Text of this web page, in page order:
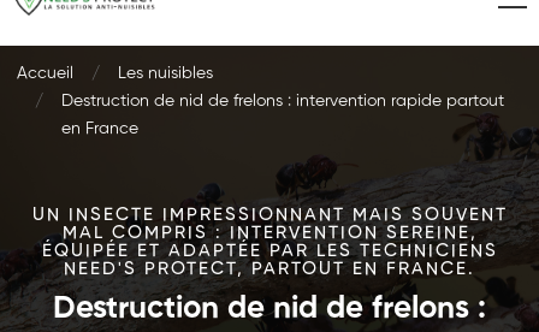
Accueil
Les nuisibles
Destruction de nid de frelons : intervention rapide partout
en France
UN INSECTE IMPRESSIONNANT MAIS SOUVENT
MAL COMPRIS : INTERVENTION SEREINE,
ÉQUIPÉE ET ADAPTÉE PAR LES TECHNICIENS
NEED'S PROTECT, PARTOUT EN FRANCE.
Destruction de nid de frelons :